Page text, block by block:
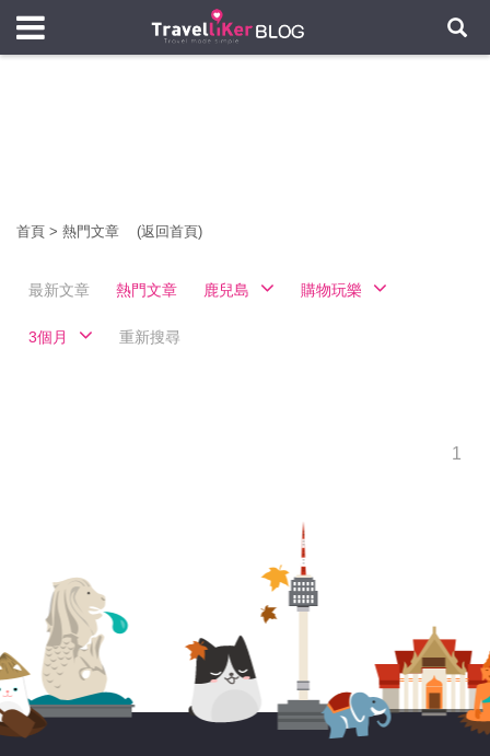
首頁 > 熱門文章 (返回首頁)
最新文章 熱門文章 鹿兒島 購物玩樂
3個月 重新搜尋
1